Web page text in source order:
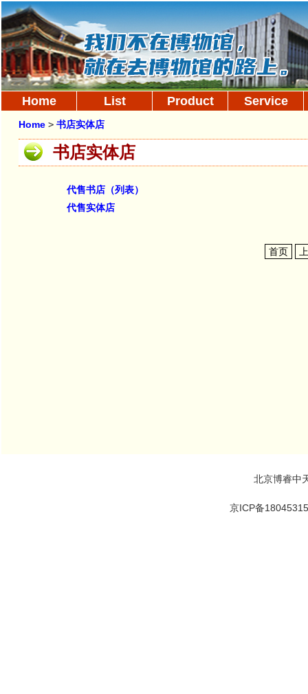
Home List Product Service
Home > 书店实体店
书店实体店
代售书店（列表）
代售实体店
首页
北京博睿中
京ICP备